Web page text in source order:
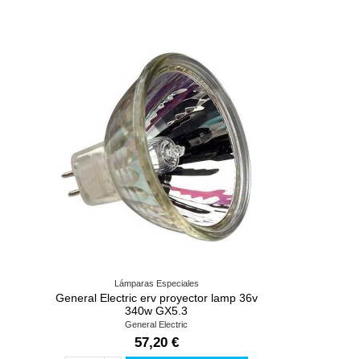
Lámparas Especiales
General Electric erv proyector lamp 36v
340w GX5.3
General Electric
57,20 €